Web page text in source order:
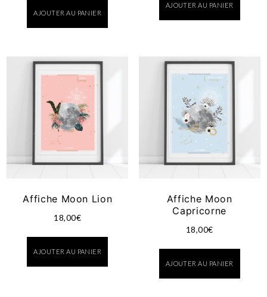
AJOUTER AU PANIER
AJOUTER AU PANIER
Affiche Moon Lion
18,00€
AJOUTER AU PANIER
Affiche Moon
Capricorne
18,00€
AJOUTER AU PANIER